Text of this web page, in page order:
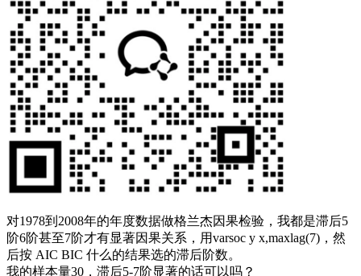
对1978到2008年的年度数据做格兰杰因果检验，我都是滞后5
阶6阶甚至7阶才有显著因果关系， 用varsoc y x,maxlag(7)，然
后按 AIC BIC 什么的结果选的滞后阶数。
我的样本量30，滞后5-7阶显著的话可以吗？